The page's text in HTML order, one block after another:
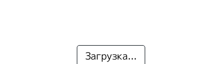
Загрузка...